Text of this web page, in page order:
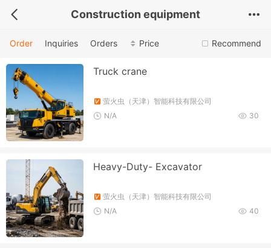
Construction equipment
Recommend
Order Inquiries Orders Price
Truck crane
萤火虫（天津）智能科技有限公司
30
N/A
Heavy-Duty- Excavator
萤火虫（天津）智能科技有限公司
40
N/A